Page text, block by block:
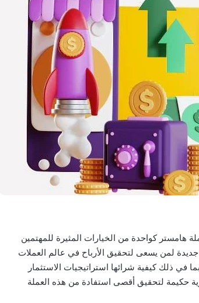
هامستر كواحدة من الخيارات المثيرة للمهتمين
جديدة لمن يسعى لتحقيق الأرباح في عالم العملات
ذلك كيفية شرائها استراتيجيات الاستثمار
حكيمة لتحقيق أقصى استفادة من هذه العملة